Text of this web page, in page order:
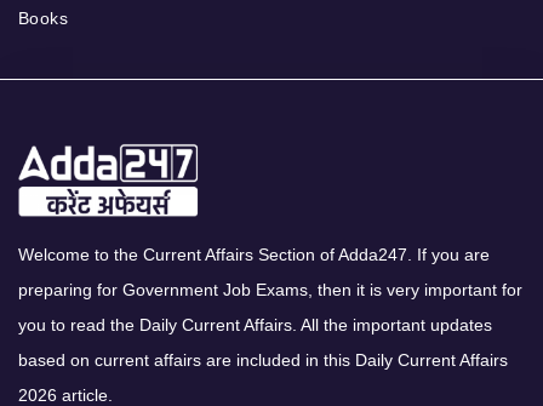
Books
Welcome to the Current Affairs Section of Adda247. If you are
preparing for Government Job Exams, then it is very important for
you to read the Daily Current Affairs. All the important updates
based on current affairs are included in this Daily Current Affairs
2026 article.